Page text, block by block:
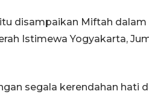
disampaikan Miftah
Istimewa Yogyakarta,
segala kerendahan hati